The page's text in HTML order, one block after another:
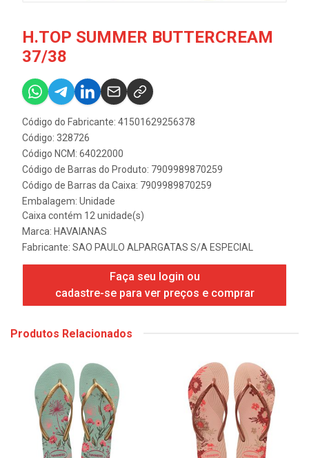
H.TOP SUMMER BUTTERCREAM
37/38
Código do Fabricante: 41501629256378
Código: 328726
Código NCM: 64022000
Código de Barras do Produto: 7909989870259
Código de Barras da Caixa: 7909989870259
Embalagem: Unidade
Caixa contém 12 unidade(s)
Marca: HAVAIANAS
Fabricante: SAO PAULO ALPARGATAS S/A ESPECIAL
Faça seu login ou
cadastre-se para ver preços e comprar
Produtos Relacionados